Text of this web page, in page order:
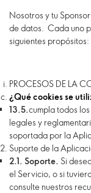
Nosotros y tu
de datos. Cada uno
siguientes propósitos:
PROCESOS DE LA
¿Qué cookies se
13.5.cumpla todos
legales y
soportada por la
Suporte de la
2.1. Soporte. Si
el Servicio, o si
consulte nuestros